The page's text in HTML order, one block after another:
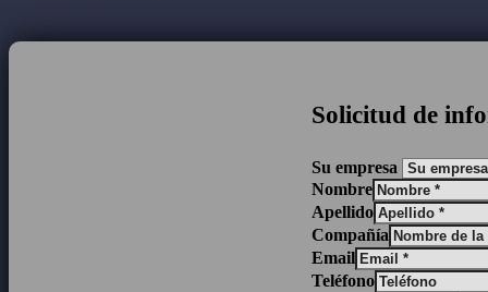
Solicitud de
Su empresa
Nombre
Apellido
Compañía
Email
Teléfono